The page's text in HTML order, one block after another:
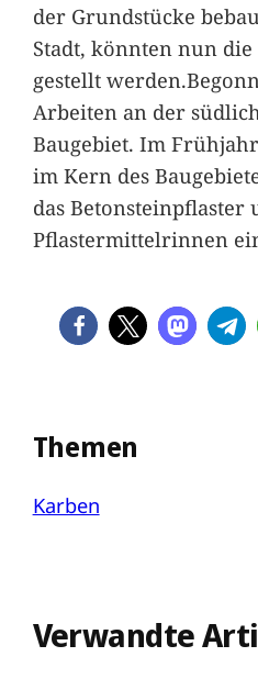
der Grundstücke
Stadt, könnten nun
gestellt
Arbeiten an der
Baugebiet. Im
im Kern des
das Betonsteinpflaster
Pflastermittelrinnen
Themen
Karben
Verwandte